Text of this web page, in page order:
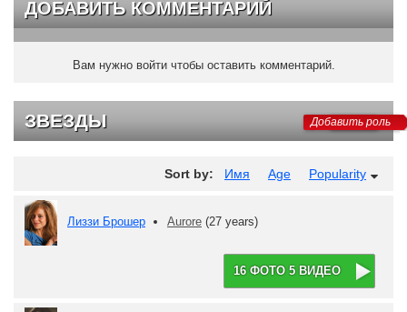
ДОБАВИТЬ КОММЕНТАРИЙ
Вам нужно войти чтобы оставить комментарий.
ЗВЕЗДЫ Добавить роль
Sort by: Имя Age Popularity
Лиззи Брошер Aurore (27 years)
16 ФОТО 5 ВИДЕО